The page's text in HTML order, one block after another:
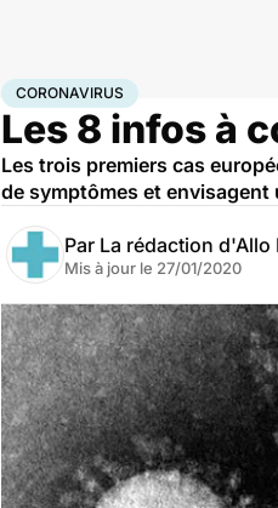
AccueilSantéMaladies
CORONAVIRUS
Les 8 infos à
Les trois premiers cas
de symptômes et envisagent
Par La rédaction d'Allo
Mis à jour le 27/01/2020